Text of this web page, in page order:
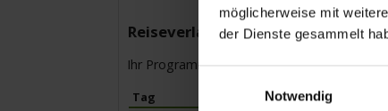
möglicherweise mit
der Dienste gesammelt
Notwendig
Reiseverlauf
Ihr Programm für die Kreuzfahrt vom
Tag